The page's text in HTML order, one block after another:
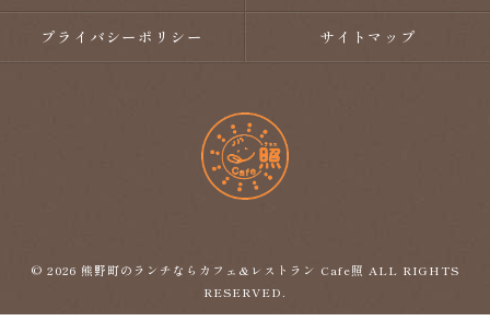
プライバシーポリシー サイトマップ
© 2026 熊野町のランチならカフェ&レストラン Cafe照 ALL RIGHTS
RESERVED.